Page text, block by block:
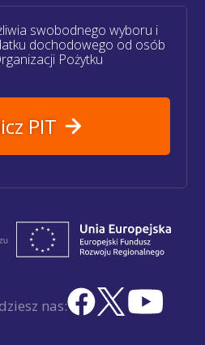
swobodnego wyboru i
dochodowego od osób
Pożytku
PIT
nas: